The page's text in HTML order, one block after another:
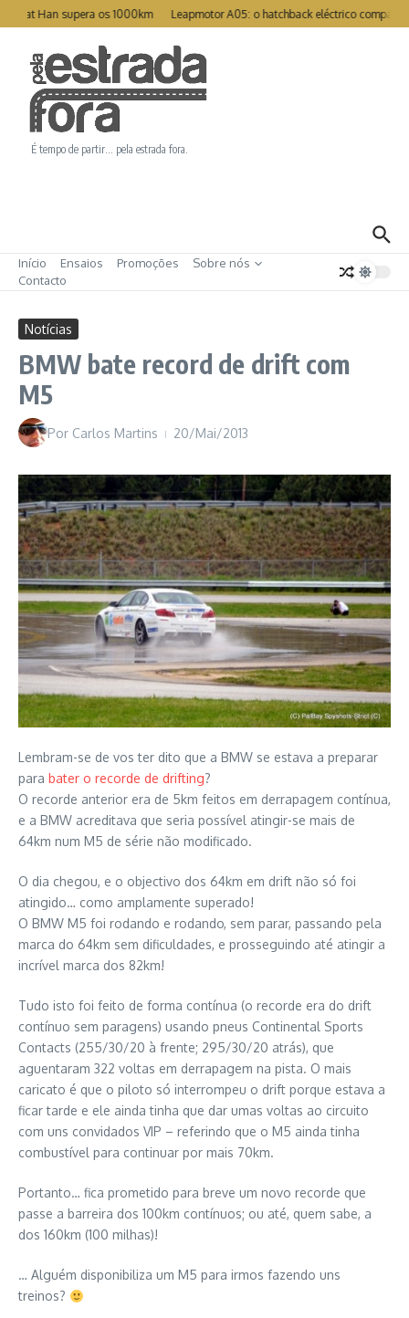
Ir para o conteúdo
Han supera os 1000km Leapmotor A05: o hatchback eléctrico compacto
É tempo de partir… pela estrada fora.
Início Ensaios Promoções
Sobre nós
Contacto
Notícias
BMW bate record de drift com
M5
Por Carlos Martins 20/Mai/2013
Lembram-se de vos ter dito que a BMW se estava a preparar
para bater o recorde de drifting?
O recorde anterior era de 5km feitos em derrapagem contínua,
e a BMW acreditava que seria possível atingir-se mais de
64km num M5 de série não modificado.
O dia chegou, e o objectivo dos 64km em drift não só foi
atingido… como amplamente superado!
O BMW M5 foi rodando e rodando, sem parar, passando pela
marca do 64km sem dificuldades, e prosseguindo até atingir a
incrível marca dos 82km!
Tudo isto foi feito de forma contínua (o recorde era do drift
contínuo sem paragens) usando pneus Continental Sports
Contacts (255/30/20 à frente; 295/30/20 atrás), que
aguentaram 322 voltas em derrapagem na pista. O mais
caricato é que o piloto só interrompeu o drift porque estava a
ficar tarde e ele ainda tinha que dar umas voltas ao circuito
com uns convidados VIP – referindo que o M5 ainda tinha
combustível para continuar por mais 70km.
Portanto… fica prometido para breve um novo recorde que
passe a barreira dos 100km contínuos; ou até, quem sabe, a
dos 160km (100 milhas)!
… Alguém disponibiliza um M5 para irmos fazendo uns
treinos?